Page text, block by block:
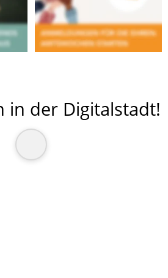
in der Digitalstadt!